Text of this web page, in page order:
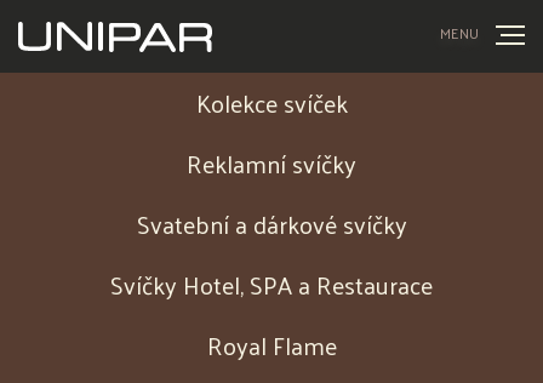
MENU
Kolekce svíček
Reklamní svíčky
Svatební a dárkové svíčky
Svíčky Hotel, SPA a Restaurace
Royal Flame